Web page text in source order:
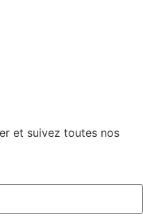
et suivez toutes nos